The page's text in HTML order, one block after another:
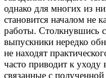
однако для многих из
становится началом не
работы. Столкнувшись
выпускники нередко
не находят
часто приводит к
связанные с